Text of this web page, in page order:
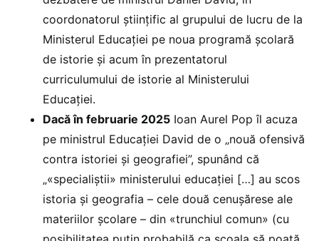
coordonatorul științific al grupului de lucru de la
Ministerul Educației pe noua programă școlară
de istorie și acum în prezentatorul
curriculumului de istorie al Ministerului
Educației.
Dacă în februarie 2025 Ioan Aurel Pop îl acuza
pe ministrul Educației David de o „nouă ofensivă
contra istoriei și geografiei”, spunând că
„«specialiștii» ministerului educației […] au scos
istoria și geografia – cele două cenușărese ale
materiilor școlare – din «trunchiul comun» (cu